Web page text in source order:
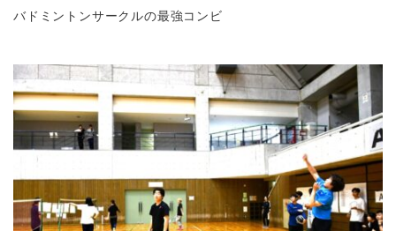
バドミントンサークルの最強コンビ